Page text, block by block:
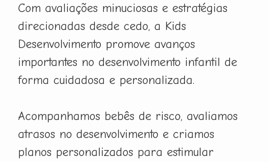
Com avaliações minuciosas e estratégias
direcionadas desde cedo, a Kids
Desenvolvimento promove avanços
importantes no desenvolvimento infantil de
forma cuidadosa e personalizada.
Acompanhamos bebês de risco, avaliamos
atrasos no desenvolvimento e criamos
planos personalizados para estimular